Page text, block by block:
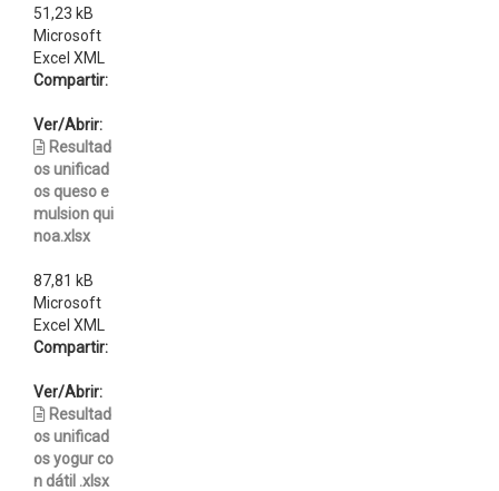
51,23 kB
Microsoft
Excel XML
Compartir:
Ver/Abrir:
Resultad
os unificad
os queso e
mulsion qui
noa.xlsx
87,81 kB
Microsoft
Excel XML
Compartir:
Ver/Abrir:
Resultad
os unificad
os yogur co
n dátil .xlsx